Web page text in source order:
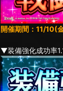
開催期間：11/
▼装備強化成功率